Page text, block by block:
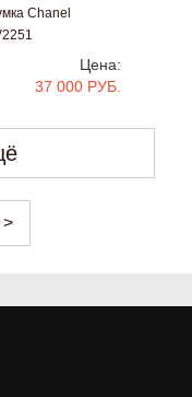
Chanel
Цена:
37 000 РУБ.
>